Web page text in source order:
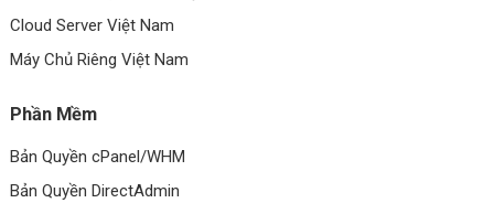
Cloud Server Việt Nam
Máy Chủ Riêng Việt Nam
Phần Mềm
Bản Quyền cPanel/WHM
Bản Quyền DirectAdmin